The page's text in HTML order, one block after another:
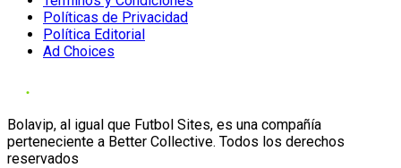
Políticas de Privacidad
Política Editorial
Ad Choices
Bolavip, al igual que Futbol Sites, es una compañía
perteneciente a Better Collective. Todos los derechos
reservados